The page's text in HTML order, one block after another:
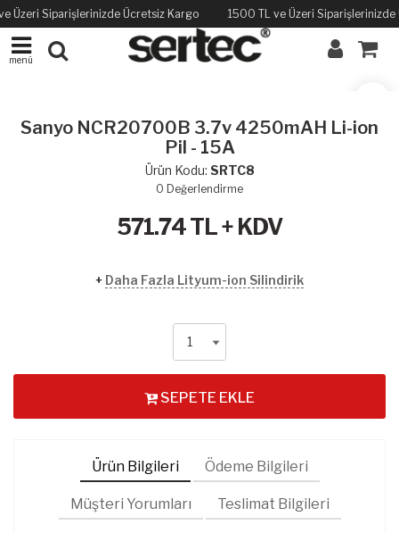
Üzeri Siparişlerinizde Ücretsiz Kargo 1500 TL ve Üzeri
menü
Sanyo NCR20700B 3.7v 4250mAH Li-ion
Pil - 15A
Ürün Kodu: SRTC8
0 Değerlendirme
571.74TL + KDV
+ Daha Fazla Lityum-ion Silindirik
SEPETE EKLE
Ürün Bilgileri Ödeme Bilgileri
Müşteri Yorumları Teslimat Bilgileri